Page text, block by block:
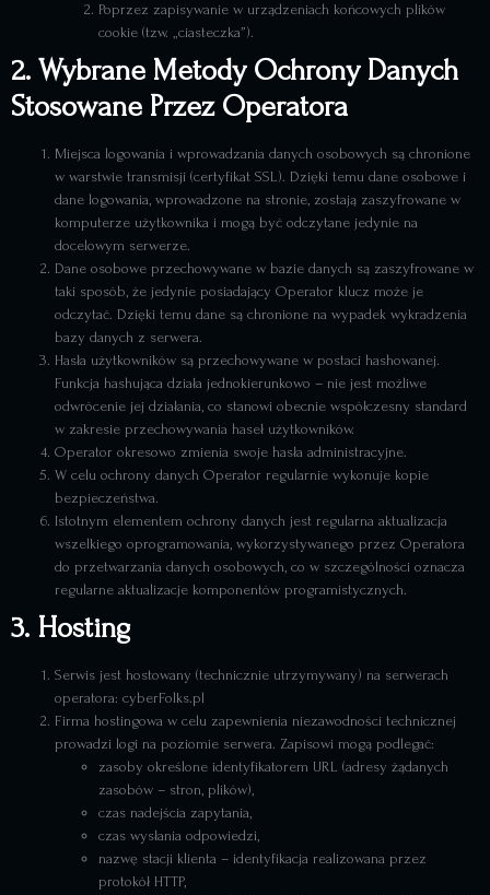
Poprzez zapisywanie w urządzeniach końcowych plików
cookie (tzw. „ciasteczka”).
2. Wybrane Metody Ochrony Danych
Stosowane Przez Operatora
Miejsca logowania i wprowadzania danych osobowych są chronione
w warstwie transmisji (certyfikat SSL). Dzięki temu dane osobowe i
dane logowania, wprowadzone na stronie, zostają zaszyfrowane w
komputerze użytkownika i mogą być odczytane jedynie na
docelowym serwerze.
Dane osobowe przechowywane w bazie danych są zaszyfrowane w
taki sposób, że jedynie posiadający Operator klucz może je
odczytać. Dzięki temu dane są chronione na wypadek wykradzenia
bazy danych z serwera.
Hasła użytkowników są przechowywane w postaci hashowanej.
Funkcja hashująca działa jednokierunkowo – nie jest możliwe
odwrócenie jej działania, co stanowi obecnie współczesny standard
w zakresie przechowywania haseł użytkowników.
Operator okresowo zmienia swoje hasła administracyjne.
W celu ochrony danych Operator regularnie wykonuje kopie
bezpieczeństwa.
Istotnym elementem ochrony danych jest regularna aktualizacja
wszelkiego oprogramowania, wykorzystywanego przez Operatora
do przetwarzania danych osobowych, co w szczególności oznacza
regularne aktualizacje komponentów programistycznych.
3. Hosting
Serwis jest hostowany (technicznie utrzymywany) na serwerach
operatora: cyberFolks.pl
Firma hostingowa w celu zapewnienia niezawodności technicznej
prowadzi logi na poziomie serwera. Zapisowi mogą podlegać:
zasoby określone identyfikatorem URL (adresy żądanych
zasobów – stron, plików),
czas nadejścia zapytania,
czas wysłania odpowiedzi,
nazwę stacji klienta – identyfikacja realizowana przez
protokół HTTP,